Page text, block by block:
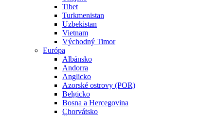
Tibet
Turkmenistan
Uzbekistan
Vietnam
Východný Timor
Európa
Albánsko
Andorra
Anglicko
Azorské ostrovy (POR)
Belgicko
Bosna a Hercegovina
Chorvátsko